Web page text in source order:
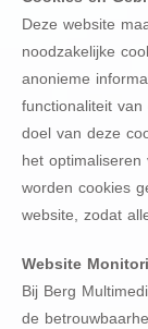
Deze website
noodzakelijke
anonieme
functionaliteit
doel van deze
het
worden cookies
website, zodat
Website
Bij Berg
de